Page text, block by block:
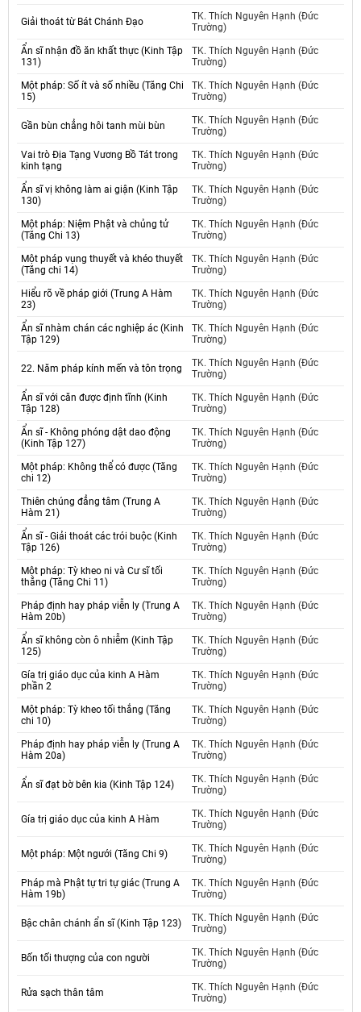
Giải thoát từ Bát Chánh Đạo
TK. Thích Nguyên Hạnh (Đức
Trường)
Ẩn sĩ nhận đồ ăn khất thực (Kinh Tập
131)
TK. Thích Nguyên Hạnh (Đức
Trường)
Một pháp: Số ít và số nhiều (Tăng Chi
15)
TK. Thích Nguyên Hạnh (Đức
Trường)
Gần bùn chẳng hôi tanh mùi bùn
TK. Thích Nguyên Hạnh (Đức
Trường)
Vai trò Địa Tạng Vương Bồ Tát trong
kinh tạng
TK. Thích Nguyên Hạnh (Đức
Trường)
Ẩn sĩ vị không làm ai giận (Kinh Tập
130)
TK. Thích Nguyên Hạnh (Đức
Trường)
Một pháp: Niệm Phật và chủng tử
(Tăng Chi 13)
TK. Thích Nguyên Hạnh (Đức
Trường)
Một pháp vụng thuyết và khéo thuyết
(Tăng chi 14)
TK. Thích Nguyên Hạnh (Đức
Trường)
Hiểu rõ về pháp giới (Trung A Hàm
23)
TK. Thích Nguyên Hạnh (Đức
Trường)
Ẩn sĩ nhàm chán các nghiệp ác (Kinh
Tập 129)
TK. Thích Nguyên Hạnh (Đức
Trường)
22. Năm pháp kính mến và tôn trọng
TK. Thích Nguyên Hạnh (Đức
Trường)
Ẩn sĩ với căn được định tĩnh (Kinh
Tập 128)
TK. Thích Nguyên Hạnh (Đức
Trường)
Ẩn sĩ - Không phóng dật dao động
(Kinh Tập 127)
TK. Thích Nguyên Hạnh (Đức
Trường)
Một pháp: Không thể có được (Tăng
chi 12)
TK. Thích Nguyên Hạnh (Đức
Trường)
Thiên chúng đẳng tâm (Trung A
Hàm 21)
TK. Thích Nguyên Hạnh (Đức
Trường)
Ẩn sĩ - Giải thoát các trói buộc (Kinh
Tập 126)
TK. Thích Nguyên Hạnh (Đức
Trường)
Một pháp: Tỳ kheo ni và Cư sĩ tối
thắng (Tăng Chi 11)
TK. Thích Nguyên Hạnh (Đức
Trường)
Pháp định hay pháp viễn ly (Trung A
Hàm 20b)
TK. Thích Nguyên Hạnh (Đức
Trường)
Ẩn sĩ không còn ô nhiễm (Kinh Tập
125)
TK. Thích Nguyên Hạnh (Đức
Trường)
Gía trị giáo dục của kinh A Hàm
phần 2
TK. Thích Nguyên Hạnh (Đức
Trường)
Một pháp: Tỳ kheo tối thắng (Tăng
chi 10)
TK. Thích Nguyên Hạnh (Đức
Trường)
Pháp định hay pháp viễn ly (Trung A
Hàm 20a)
TK. Thích Nguyên Hạnh (Đức
Trường)
Ẩn sĩ đạt bờ bên kia (Kinh Tập 124)
TK. Thích Nguyên Hạnh (Đức
Trường)
Gía trị giáo dục của kinh A Hàm
TK. Thích Nguyên Hạnh (Đức
Trường)
Một pháp: Một ngưới (Tăng Chi 9)
TK. Thích Nguyên Hạnh (Đức
Trường)
Pháp mà Phật tự tri tự giác (Trung A
Hàm 19b)
TK. Thích Nguyên Hạnh (Đức
Trường)
Bậc chân chánh ẩn sĩ (Kinh Tập 123)
TK. Thích Nguyên Hạnh (Đức
Trường)
Bốn tối thượng của con người
TK. Thích Nguyên Hạnh (Đức
Trường)
Rửa sạch thân tâm
TK. Thích Nguyên Hạnh (Đức
Trường)